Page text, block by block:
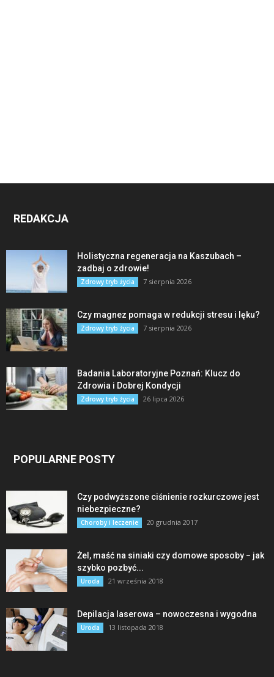
REDAKCJA
Holistyczna regeneracja na Kaszubach –
zadbaj o zdrowie!
Zdrowy tryb życia 7 sierpnia 2026
Czy magnez pomaga w redukcji stresu i lęku?
Zdrowy tryb życia 7 sierpnia 2026
Badania Laboratoryjne Poznań: Klucz do
Zdrowia i Dobrej Kondycji
Zdrowy tryb życia 26 lipca 2026
POPULARNE POSTY
Czy podwyższone ciśnienie rozkurczowe jest
niebezpieczne?
Choroby i leczenie 20 grudnia 2017
Żel, maść na siniaki czy domowe sposoby − jak
szybko pozbyć...
Uroda 21 września 2018
Depilacja laserowa – nowoczesna i wygodna
Uroda 13 listopada 2018